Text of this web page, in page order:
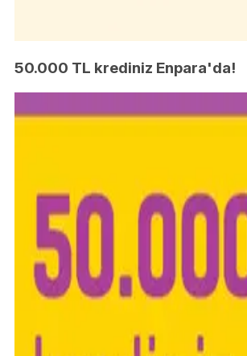
50.000 TL krediniz Enpara'da!